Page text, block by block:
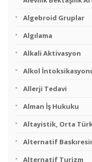
Algebroid Gruplar
Algılama
Alkali Aktivasyon
Alkol
Allerji Tedavi
Alman İş Hukuku
Altayistik, Orta
Alternatif
Alternatif Turizm